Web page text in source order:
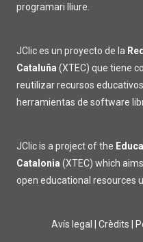
programari lliure.
JClic es un proyecto de la
Cataluña (XTEC) que tiene
reutilizar recursos
herramientas de software
JClic is a project of the
Catalonia (XTEC) which
open educational resources
Avís legal Crèdits